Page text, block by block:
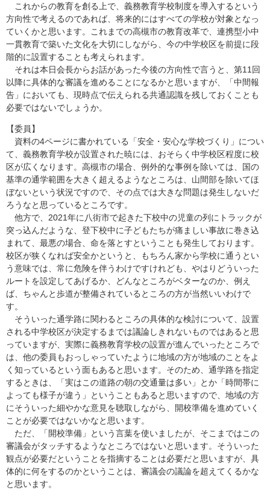
これからの教育を創る上で、義務教育学校制度を導入するという
方向性で考えるのであれば、将来的にはすべての学校が対象となっ
ていくかと思います。これまでの高槻市の教育改革で、連携型小中
一貫教育で築いた文化を大切にしながら、今の中学校区を前提に段
階的に設置することも考えられます。
それは本日会長からお話があった今後の方向性で言うと、第11回
以降に具体的な審議を進めることになるかと思いますが、「中間報
告」においても、現時点で伝えられる共通認識を残しておくことも
必要ではないでしょうか。
【委員】
資料の4ページに書かれている「安全・安心な学校づくり」につい
て、義務教育学校が設置された暁には、おそらく中学校区程度に校
区が広くなります。高槻市の場合、例外的な事例を除いては、国の
基準の通学範囲を大きく超えるようなところは、山間部を除いてほ
ぼないという状況ですので、その点では大きな問題は発生しないだ
ろうなと思っているところです。
他方で、2021年に八街市で起きた下校中の児童の列にトラックが
突っ込んだような、登下校中に子どもたちが痛ましい事故に巻き込
まれて、最悪の場合、命を落とすということも発生しております。
校区が狭くなれば安全かというと、もちろん家から学校に通うとい
う意味では、常に危険を伴うわけですけれども、やはりどういった
ルートを設定してあげるか、どんなところがベターなのか、例え
ば、ちゃんと歩道が整備されているところの方が当然いいわけで
す。
そういった通学路に関わるところの具体的な検討について、設置
される中学校区が決定するまでは議論しきれないものではあると思
っていますが、実際に義務教育学校の設置が進んでいったところで
は、他の委員もおっしゃっていたように地域の方が地域のことをよ
く知っているという面もあると思います。そのため、通学路を指定
するときは、「実はこの道路の朝の交通量は多い」とか「時間帯に
よっても様子が違う」ということもあると思いますので、地域の方
にそういった細やかな意見を聴取しながら、開校準備を進めていく
ことが必要ではないかなと思います。
ただ、「開校準備」という言葉を使いましたが、そこまではこの
審議会がタッチするようなところではないと思います。そういった
観点が必要だということを指摘することは必要だと思いますが、具
体的に何をするのかということは、審議会の議論を超えてくるかな
と思います。